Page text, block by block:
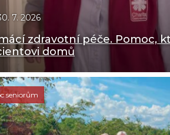
7. 2026
zdravotní péče. Pomoc,
domů
seniorům